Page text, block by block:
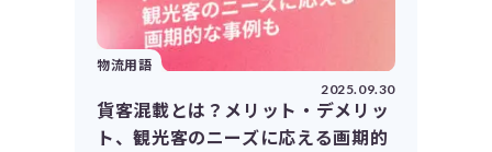
物流用語
2025.09.30
貨客混載とは？メリット・デメリッ
ト、観光客のニーズに応える画期的